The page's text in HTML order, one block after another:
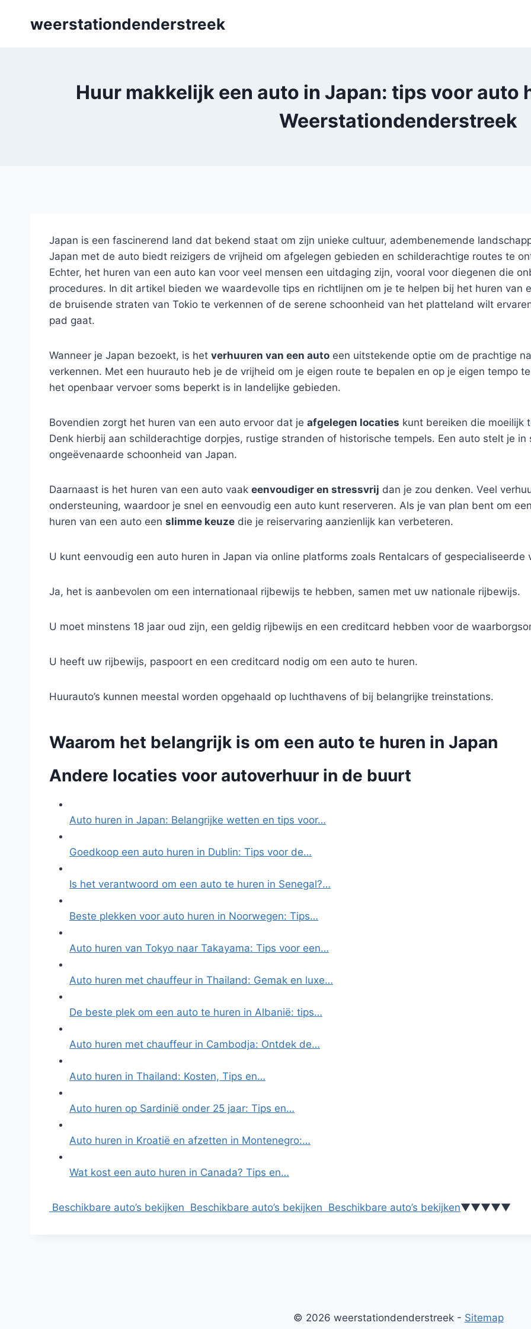
weerstationdenderstreek
Huur makkelijk een auto in Japan: tips voor auto
Weerstationdenderstreek
Japan is een fascinerend land dat bekend staat om zijn unieke cultuur, adembenemende
Japan met de auto biedt reizigers de vrijheid om afgelegen gebieden en schilderachtige routes te
Echter, het huren van een auto kan voor veel mensen een uitdaging zijn, vooral voor diegenen die
procedures. In dit artikel bieden we waardevolle tips en richtlijnen om je te helpen bij het huren van
de bruisende straten van Tokio te verkennen of de serene schoonheid van het platteland wilt
pad gaat.
Wanneer je Japan bezoekt, is het verhuuren van een auto een uitstekende optie om de prachtige
verkennen. Met een huurauto heb je de vrijheid om je eigen route te bepalen en op je eigen tempo
het openbaar vervoer soms beperkt is in landelijke gebieden.
Bovendien zorgt het huren van een auto ervoor dat je afgelegen locaties kunt bereiken die moeilijk
Denk hierbij aan schilderachtige dorpjes, rustige stranden of historische tempels. Een auto stelt je
ongeëvenaarde schoonheid van Japan.
Daarnaast is het huren van een auto vaak eenvoudiger en stressvrij dan je zou denken. Veel
ondersteuning, waardoor je snel en eenvoudig een auto kunt reserveren. Als je van plan bent om
huren van een auto een slimme keuze die je reiservaring aanzienlijk kan verbeteren.
U kunt eenvoudig een auto huren in Japan via online platforms zoals Rentalcars of gespecialiseerde
Ja, het is aanbevolen om een internationaal rijbewijs te hebben, samen met uw nationale rijbewijs.
U moet minstens 18 jaar oud zijn, een geldig rijbewijs en een creditcard hebben voor de
U heeft uw rijbewijs, paspoort en een creditcard nodig om een auto te huren.
Huurauto’s kunnen meestal worden opgehaald op luchthavens of bij belangrijke treinstations.
Waarom het belangrijk is om een auto te huren in Japan
Andere locaties voor autoverhuur in de buurt
Auto huren in Japan: Belangrijke wetten en tips voor…
Goedkoop een auto huren in Dublin: Tips voor de…
Is het verantwoord om een auto te huren in Senegal?…
Beste plekken voor auto huren in Noorwegen: Tips…
Auto huren van Tokyo naar Takayama: Tips voor een…
Auto huren met chauffeur in Thailand: Gemak en luxe…
De beste plek om een auto te huren in Albanië: tips…
Auto huren met chauffeur in Cambodja: Ontdek de…
Auto huren in Thailand: Kosten, Tips en…
Auto huren op Sardinië onder 25 jaar: Tips en…
Auto huren in Kroatië en afzetten in Montenegro:…
Wat kost een auto huren in Canada? Tips en…
Beschikbare auto’s bekijken Beschikbare auto’s bekijken Beschikbare auto’s bekijken▼▼▼▼▼
© 2026 weerstationdenderstreek - Sitemap